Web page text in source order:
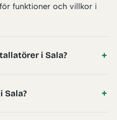
funktioner och villkor i
i Sala?
Sala?